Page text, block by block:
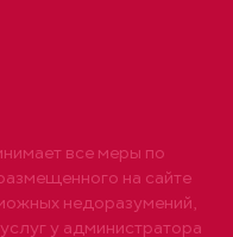
все меры по
на сайте
недоразумений,
у администратора